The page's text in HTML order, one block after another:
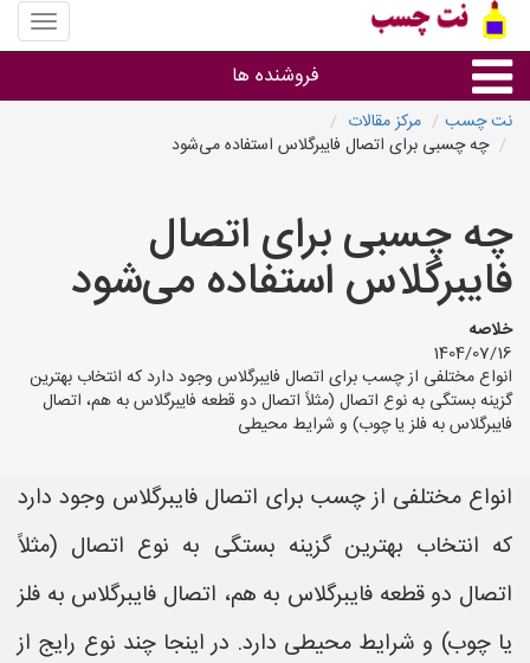
منوی
سایت
چسب
فروشنده ها
گروه ها
استان ها
نت چسب
مرکز مقالات
چه چسبی برای اتصال فایبرگلاس استفاده می‌شود
چه چسبی برای اتصال
فایبرگلاس استفاده می‌شود
خلاصه
1404/07/16
انواع مختلفی از چسب برای اتصال فایبرگلاس وجود دارد که انتخاب بهترین
گزینه بستگی به نوع اتصال (مثلاً اتصال دو قطعه فایبرگلاس به هم، اتصال
فایبرگلاس به فلز یا چوب) و شرایط محیطی
انواع مختلفی از چسب برای اتصال فایبرگلاس وجود دارد
که انتخاب بهترین گزینه بستگی به نوع اتصال (مثلاً
اتصال دو قطعه فایبرگلاس به هم، اتصال فایبرگلاس به فلز
یا چوب) و شرایط محیطی دارد. در اینجا چند نوع رایج از